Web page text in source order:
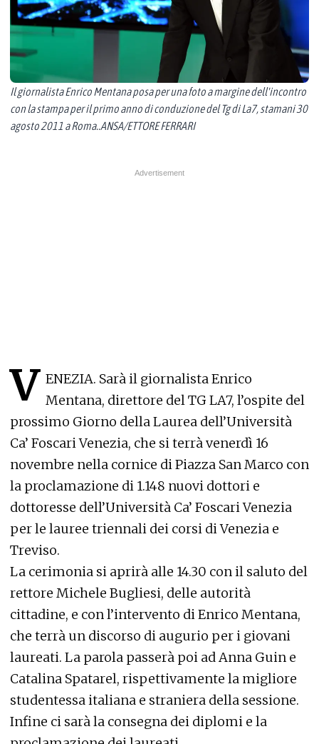
Il giornalista Enrico Mentana posa per una foto a margine dell'incontro
con la stampa per il primo anno di conduzione del Tg di La7, stamani 30
agosto 2011 a Roma..ANSA/ETTORE FERRARI
V ENEZIA. Sarà il giornalista Enrico
Mentana, direttore del TG LA7, l’ospite del
prossimo Giorno della Laurea dell’Università
Ca’ Foscari Venezia, che si terrà venerdì 16
novembre nella cornice di Piazza San Marco con
la proclamazione di 1.148 nuovi dottori e
dottoresse dell’Università Ca’ Foscari Venezia
per le lauree triennali dei corsi di Venezia e
Treviso.
La cerimonia si aprirà alle 14.30 con il saluto del
rettore Michele Bugliesi, delle autorità
cittadine, e con l’intervento di Enrico Mentana,
che terrà un discorso di augurio per i giovani
laureati. La parola passerà poi ad Anna Guin e
Catalina Spatarel, rispettivamente la migliore
studentessa italiana e straniera della sessione.
Infine ci sarà la consegna dei diplomi e la